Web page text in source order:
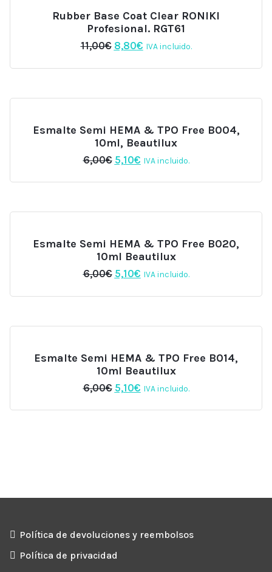
Rubber Base Coat Clear RONIKI
Profesional. RGT61
11,00€ El
original
8,80€El
actual
IVA incluido.
Esmalte Semi HEMA & TPO Free B004,
10ml, Beautilux
6,00€ El
original
5,10€El
actual
IVA incluido.
Esmalte Semi HEMA & TPO Free B020,
10ml Beautilux
6,00€ El
original
5,10€El
actual
IVA incluido.
Esmalte Semi HEMA & TPO Free B014,
10ml Beautilux
6,00€ El
original
5,10€El
actual
IVA incluido.
Política de devoluciones y reembolsos
Política de privacidad